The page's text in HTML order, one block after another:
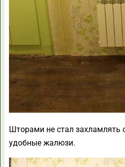
Шторами не стал захламлять
удобные жалюзи.